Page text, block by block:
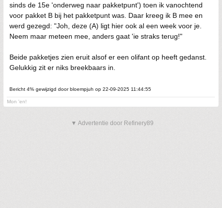
sinds de 15e 'onderweg naar pakketpunt') toen ik vanochtend
voor pakket B bij het pakketpunt was. Daar kreeg ik B mee en
werd gezegd: "Joh, deze (A) ligt hier ook al een week voor je.
Neem maar meteen mee, anders gaat 'ie straks terug!"
Beide pakketjes zien eruit alsof er een olifant op heeft gedanst.
Gelukkig zit er niks breekbaars in.
Bericht 4% gewijzigd door bloempjuh op 22-09-2025 11:44:55
Mon 'en!
▼ Advertentie door Refinery89